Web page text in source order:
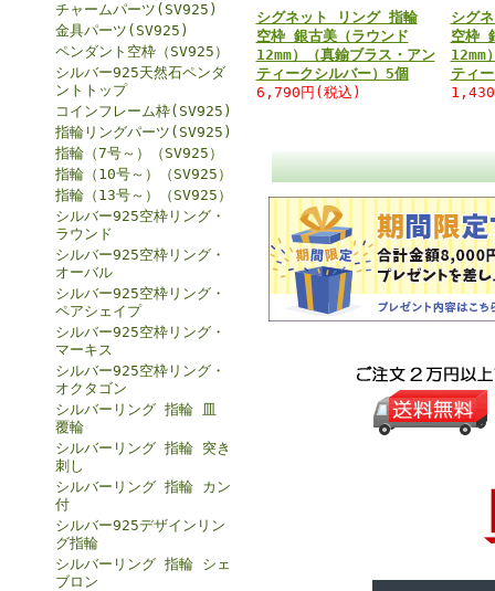
チャームパーツ(SV925)
金具パーツ(SV925)
ペンダント空枠（SV925）
シルバー925天然石ペンダ
ントトップ
コインフレーム枠(SV925)
指輪リングパーツ(SV925)
指輪（7号～）（SV925）
指輪（10号～）（SV925）
指輪（13号～）（SV925）
シルバー925空枠リング・
ラウンド
シルバー925空枠リング・
オーバル
シルバー925空枠リング・
ペアシェイプ
シルバー925空枠リング・
マーキス
シルバー925空枠リング・
オクタゴン
シルバーリング 指輪 皿
覆輪
シルバーリング 指輪 突き
刺し
シルバーリング 指輪 カン
付
シルバー925デザインリン
グ指輪
シルバーリング 指輪 シェ
ブロン
シグネット リング 指輪
空枠 銀古美（ラウンド
12mm）（真鍮ブラス・アン
ティークシルバー）5個
6,790円(税込)
シグ
空枠
12mm
ティ